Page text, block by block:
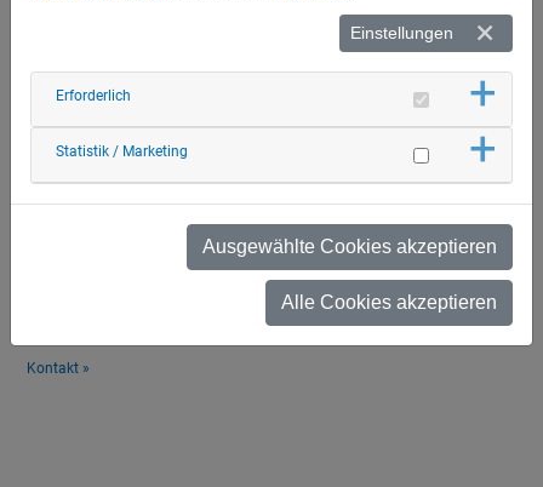
Schülerbeförderung und Angebot Selbstzahlen »
Umweltfahrausweis »
... für Sie war nicht die richtige Antwort auf Ihre Frage dabei?
Melden Sie sich bei uns in der Geschäftsstelle, gerne informieren wir Sie
Kontakt »
Einstellungen
Erforderlich
Statistik / Marketing
Ausgewählte Cookies akzeptieren
Alle Cookies akzeptieren